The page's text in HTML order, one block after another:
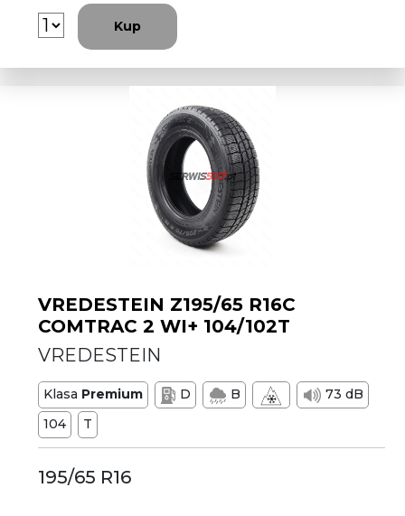
Kup
VREDESTEIN Z195/65 R16C
COMTRAC 2 WI+ 104/102T
VREDESTEIN
Klasa Premium D B
73 dB
104
T
195/65 R16